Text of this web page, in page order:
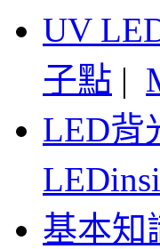
UV
子點 |
LED背
基本知